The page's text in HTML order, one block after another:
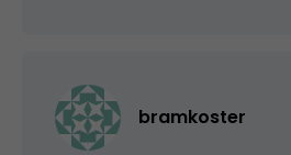
bramkoster